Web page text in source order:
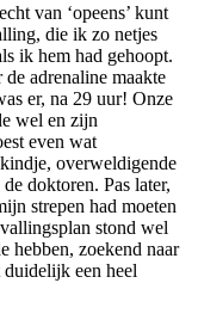
van ‘opeens’ kunt
die ik zo netjes
ik hem had gehoopt.
adrenaline maakte
er, na 29 uur! Onze
wel en zijn
even wat
overweldigende
doktoren. Pas later,
strepen had moeten
stond wel
hebben, zoekend naar
een heel